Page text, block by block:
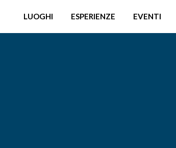
LUOGHI ESPERIENZE EVENTI